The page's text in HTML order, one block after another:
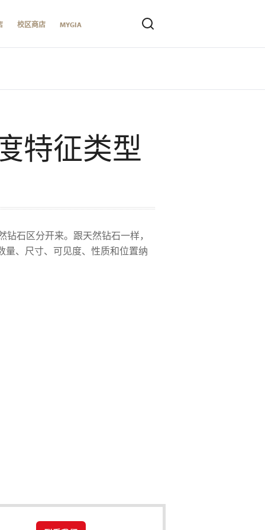
校区商店 MYGIA
特征类型
石区分开来。跟天然钻石一样，
量、尺寸、可见度、性质和位置纳